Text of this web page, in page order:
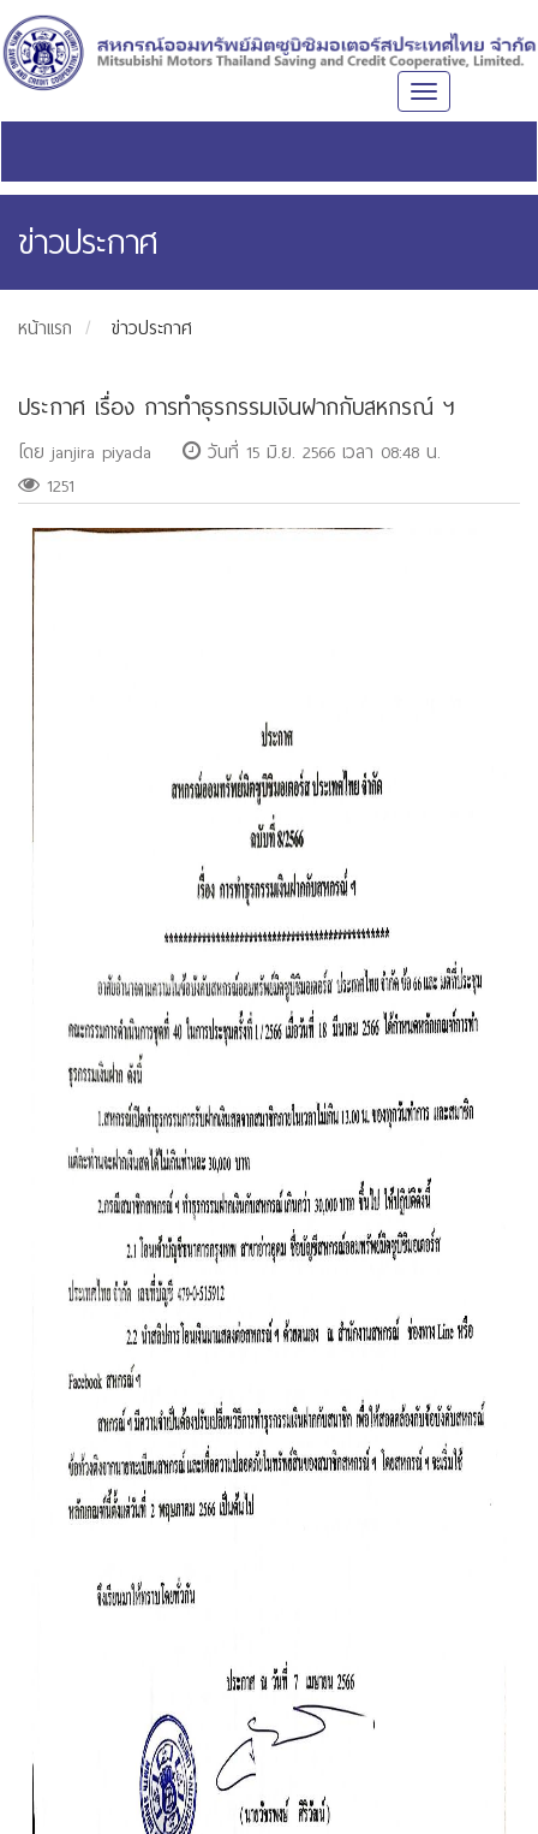
Toggle
ข่าวประกาศ
หน้าแรก ข่าวประกาศ
ประกาศ เรื่อง การทำธุรกรรมเงินฝากกับสหกรณ์ ฯ
โดย janjira piyada
วันที่ 15 มิ.ย. 2566 เวลา 08:48 น.
1251